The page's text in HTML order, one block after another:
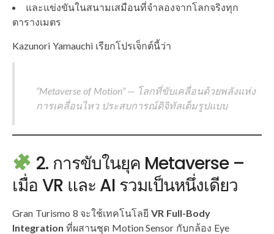
และแข่งขันในสนามเสมือนที่จำลองจากโลกจริงทุก
ตารางเมตร
Kazunori Yamauchi เรียกโปรเจ็กต์นี้ว่า
“Metaverse of Motion” — โลกที่ขับเคลื่อนด้วยพลังแห่ง
การเคลื่อนไหว ประสบการณ์ดิจิทัลเต็มรูปแบบ
2. การขับในยุค Metaverse –
เมื่อ VR และ AI รวมเป็นหนึ่งเดียว
Gran Turismo 8 จะใช้เทคโนโลยีVR Full-Body
Integration ที่ผสานชุด Motion Sensor กับกล้อง Eye